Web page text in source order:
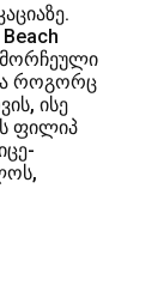
როგორც
ისე
ფილიპ